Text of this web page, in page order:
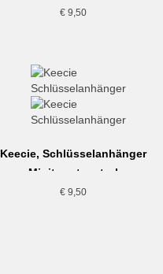
€ 9,50
Keecie, Schlüsselanhänger
Minitweet, petrol
€ 9,50